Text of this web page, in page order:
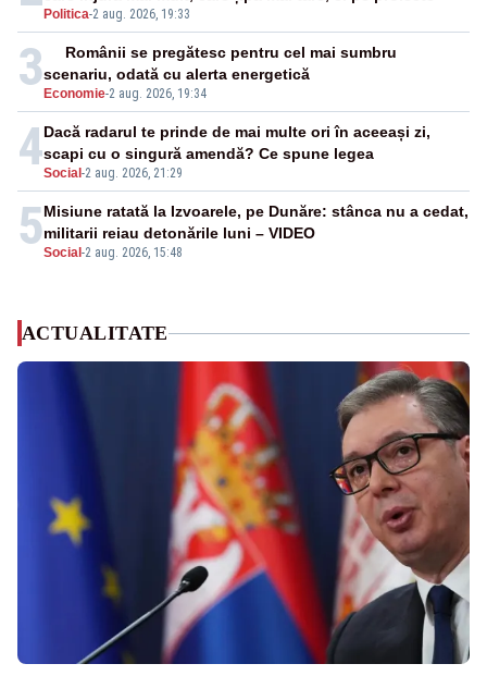
Politica-2 aug. 2026, 19:33
3 Economie-2 aug. 2026, 19:34
Românii se pregătesc pentru cel mai sumbru
scenariu, odată cu alerta energetică
4Social -2 aug. 2026, 21:29
Dacă radarul te prinde de mai multe ori în aceeași zi,
scapi cu o singură amendă? Ce spune legea
5Social -2 aug. 2026, 15:48
Misiune ratată la Izvoarele, pe Dunăre: stânca nu a cedat,
militarii reiau detonările luni – VIDEO
ACTUALITATE